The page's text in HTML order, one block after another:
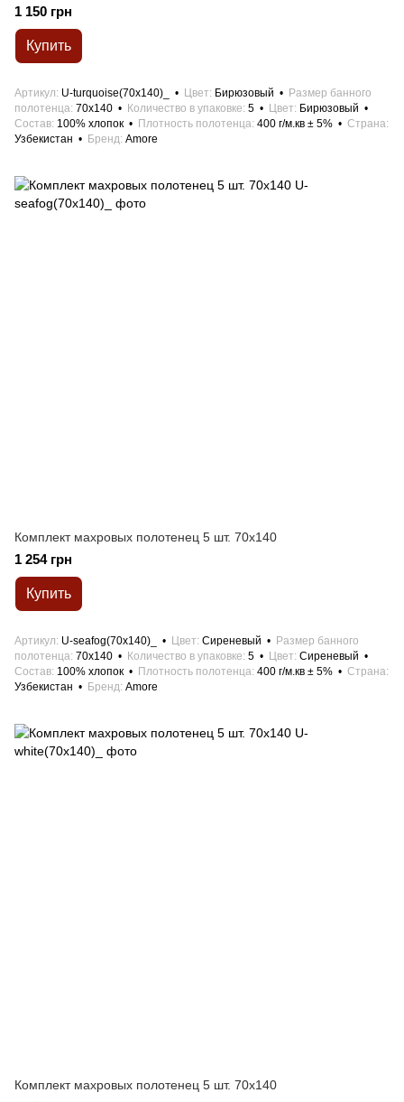
1 150 грн
Купить
Артикул U-turquoise(70x140)_ Цвет Бирюзовый
Размер банного
полотенца 70x140 Количество в упаковке 5 Цвет
Бирюзовый
Состав 100% хлопок Плотность полотенца 400 г/м.кв ± 5%
Страна
Узбекистан
Бренд Amore
Комплект махровых полотенец 5 шт. 70x140
1 254 грн
Купить
Артикул U-seafog(70x140)_ Цвет Сиреневый
Размер банного
полотенца 70x140 Количество в упаковке 5 Цвет Сиреневый
Состав 100% хлопок Плотность полотенца 400 г/м.кв ± 5%
Страна
Узбекистан
Бренд Amore
Комплект махровых полотенец 5 шт. 70x140